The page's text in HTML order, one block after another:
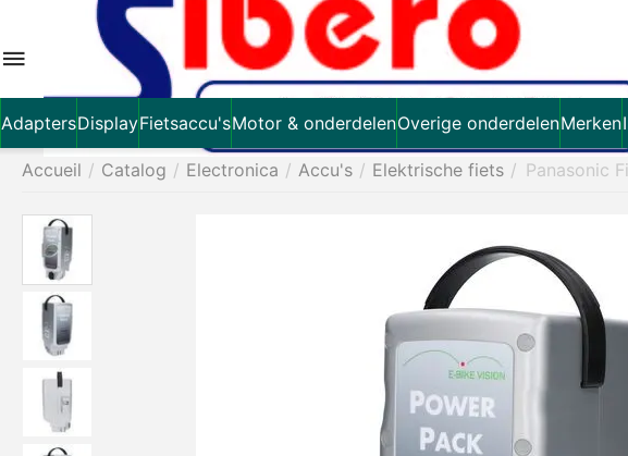
AdaptersDisplayFietsaccu'sMotor & onderdelenOverige onderdelenMerken
Accueil / Catalog / Electronica / Accu's / Elektrische fiets / Panasonic